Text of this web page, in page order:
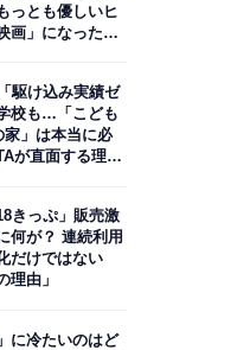
っとも優しいヒ
画」になった理
駆け込み実績ゼ
校も…「こども
家」は本当に必
が直面する理想
きっぷ」販売激
何が？ 連続利用
だけではない
理由」
に冷たいのはど